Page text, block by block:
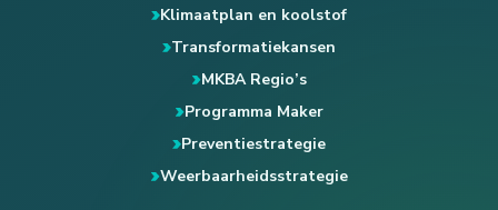
Klimaatplan en koolstof
Transformatiekansen
MKBA Regio’s
Programma Maker
Preventiestrategie
Weerbaarheidsstrategie